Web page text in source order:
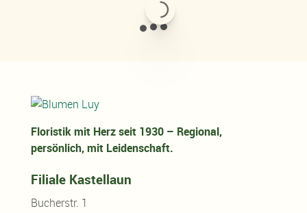
Floristik mit Herz seit 1930 – Regional,
persönlich, mit Leidenschaft.
Filiale Kastellaun
Bucherstr. 1